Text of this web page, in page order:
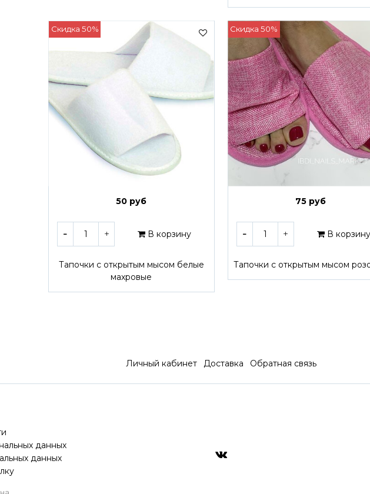
Скидка 50%
50 руб
В корзину
Тапочки с открытым мысом белые
махровые
Скидка 50%
75 руб
В корзину
Тапочки с открытым мысом
Личный кабинет Доставка Обратная связь
данных
данных